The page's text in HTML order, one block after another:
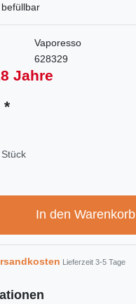
Vaporesso
628329
Jahre
*
In den Warenkorb
Lieferzeit 3-5 Tage